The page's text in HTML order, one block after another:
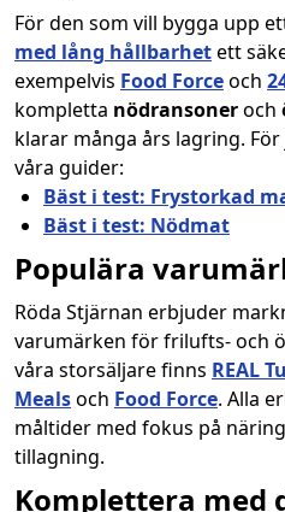
För den som vill bygga upp
med lång hållbarhetett
exempelvis Food Forceoch
kompletta nödransoneroch
klarar många års lagring.
våra guider:
Bäst i test: Frystorkad
Bäst i test: Nödmat
Populära
Röda Stjärnan erbjuder
varumärken för frilufts- och
våra storsäljare finns REAL
Mealsoch Food Force. Alla
måltider med fokus på
tillagning.
Komplettera med